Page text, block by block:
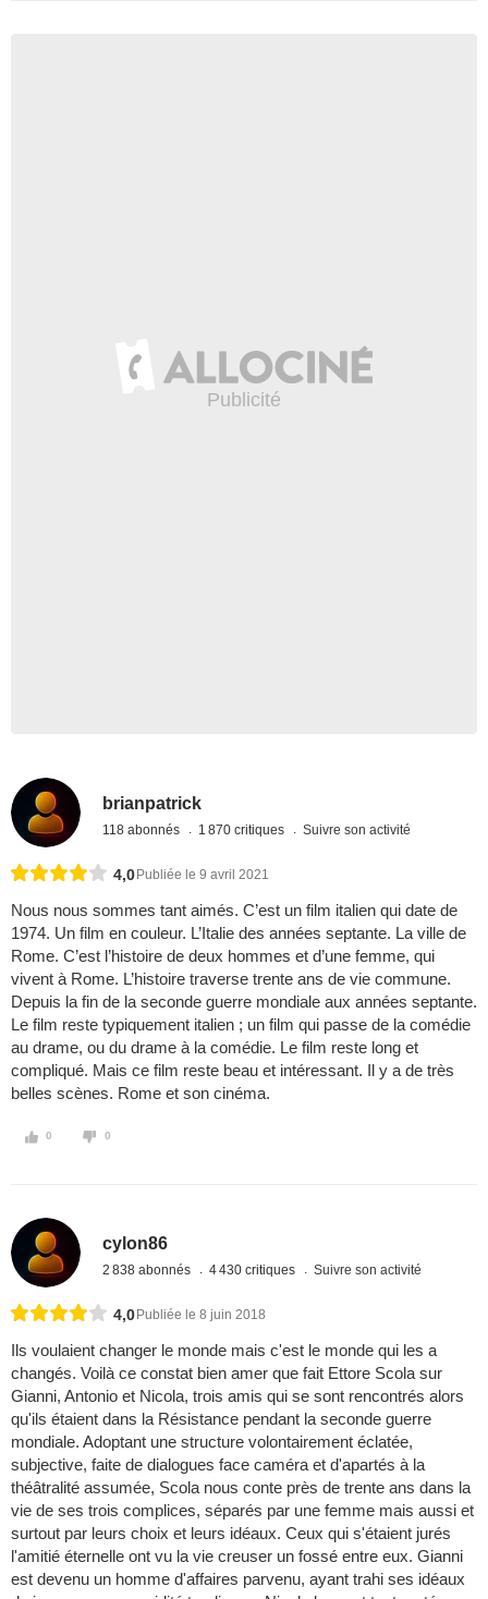
brianpatrick
118 abonnés 1 870 critiques Suivre son activité
4,0 Publiée le 9 avril 2021
Nous nous sommes tant aimés. C’est un film italien qui date de
1974. Un film en couleur. L’Italie des années septante. La ville de
Rome. C’est l’histoire de deux hommes et d’une femme, qui
vivent à Rome. L’histoire traverse trente ans de vie commune.
Depuis la fin de la seconde guerre mondiale aux années septante.
Le film reste typiquement italien ; un film qui passe de la comédie
au drame, ou du drame à la comédie. Le film reste long et
compliqué. Mais ce film reste beau et intéressant. Il y a de très
belles scènes. Rome et son cinéma.
0 0
cylon86
2 838 abonnés 4 430 critiques Suivre son activité
4,0 Publiée le 8 juin 2018
Ils voulaient changer le monde mais c'est le monde qui les a
changés. Voilà ce constat bien amer que fait Ettore Scola sur
Gianni, Antonio et Nicola, trois amis qui se sont rencontrés alors
qu'ils étaient dans la Résistance pendant la seconde guerre
mondiale. Adoptant une structure volontairement éclatée,
subjective, faite de dialogues face caméra et d'apartés à la
théâtralité assumée, Scola nous conte près de trente ans dans la
vie de ses trois complices, séparés par une femme mais aussi et
surtout par leurs choix et leurs idéaux. Ceux qui s'étaient jurés
l'amitié éternelle ont vu la vie creuser un fossé entre eux. Gianni
est devenu un homme d'affaires parvenu, ayant trahi ses idéaux